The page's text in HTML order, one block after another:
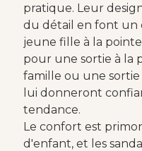
pratique. Leur
du détail en font un
jeune fille à la
pour une sortie à la
famille ou une sortie
lui donneront
tendance.
Le confort est
d'enfant, et les